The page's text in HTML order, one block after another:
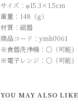
サイズ：φ15.3×1.5cm
重量：148（g）
材質：磁器
商品コード：ymh0061
※食器洗浄機：○（可能)
※電子レンジ：○（可能)
YOU MAY ALSO LIKE